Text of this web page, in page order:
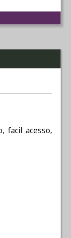
facil acesso,